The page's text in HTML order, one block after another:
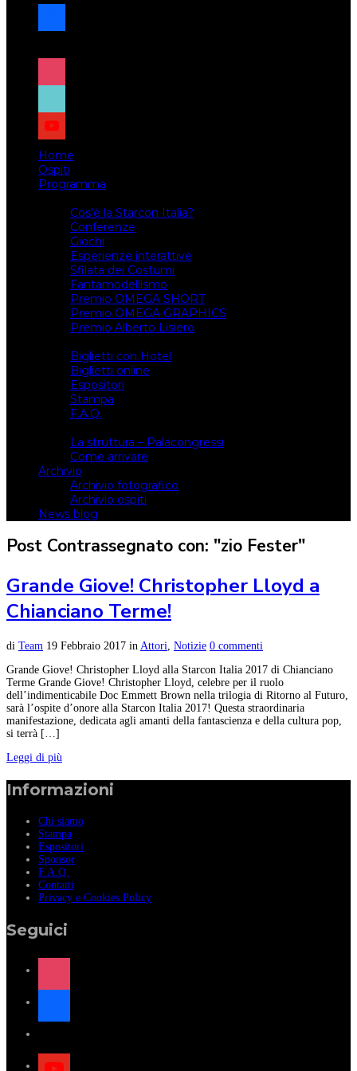
facebook
x
instagram
tiktok
youtube
Home
Ospiti
Programma
Cos’è la Starcon Italia?
Conferenze
Giochi
Esperienze interattive
Sfilata dei Costumi
Fantamodellismo
Premio OMEGA SHORT
Premio OMEGA GRAPHICS
Premio Alberto Lisiero
Biglietti con Hotel
Biglietti online
Espositori
Stampa
F.A.Q.
La struttura – Palacongressi
Come arrivare
Archivio
Archivio fotografico
Archivio ospiti
News blog
Post Contrassegnato con: "zio Fester"
Grande Giove! Christopher Lloyd a
Chianciano Terme!
di Team 19 Febbraio 2017 in Attori, Notizie 0 commenti
Grande Giove! Christopher Lloyd alla Starcon Italia 2017 di Chianciano
Terme Grande Giove! Christopher Lloyd, celebre per il ruolo
dell’indimenticabile Doc Emmett Brown nella trilogia di Ritorno al Futuro,
sarà l’ospite d’onore alla Starcon Italia 2017! Questa straordinaria
manifestazione, dedicata agli amanti della fantascienza e della cultura pop,
si terrà […]
Leggi di più
Informazioni
Chi siamo
Stampa
Espositori
Sponsor
F.A.Q.
Contatti
Privacy e Cookies Policy
Seguici
instagram
facebook
x
youtube